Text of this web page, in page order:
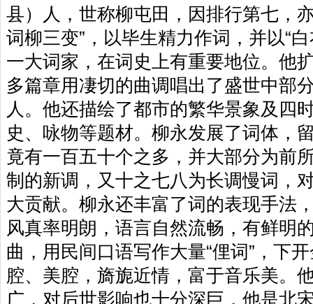
县）人，世称柳屯田，因排行第七，
词柳三变”，以毕生精力作词，并以“
一大词家，在词史上有重要地位。他
多篇章用凄切的曲调唱出了盛世中部
人。他还描绘了都市的繁华景象及四
史、咏物等题材。柳永发展了词体，
竟有一百五十个之多，并大部分为前
制的新调，又十之七八为长调慢词，
大贡献。柳永还丰富了词的表现手法
风真率明朗，语言自然流畅，有鲜明
曲，用民间口语写作大量“俚词”，下
腔、美腔，旖旎近情，富于音乐美。
广，对后世影响也十分深巨，他是北